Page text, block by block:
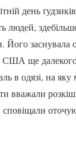
день
людей,
Його заснувала
США ще
в одязі, на яку
вважали